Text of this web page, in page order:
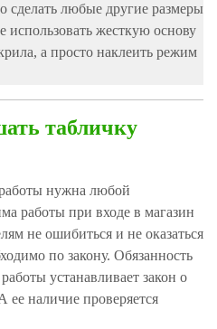
любые другие размеры
жесткую основу
а просто наклеить режим
табличку
нужна любой
работы при входе в магазин
не ошибиться и не оказаться
по закону. Обязанность
устанавливает закон о
ее наличие проверяется